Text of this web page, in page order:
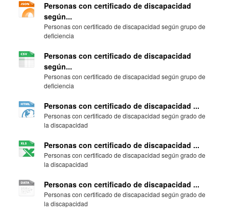
Personas con certificado de discapacidad
según...
Personas con certificado de discapacidad según grupo de
deficiencia
Personas con certificado de discapacidad
según...
Personas con certificado de discapacidad según grupo de
deficiencia
Personas con certificado de discapacidad ...
Personas con certificado de discapacidad según grado de
la discapacidad
Personas con certificado de discapacidad ...
Personas con certificado de discapacidad según grado de
la discapacidad
Personas con certificado de discapacidad ...
Personas con certificado de discapacidad según grado de
la discapacidad